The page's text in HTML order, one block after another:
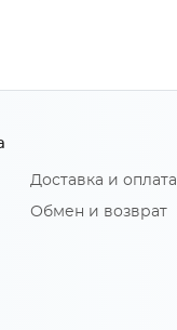
Доставка и оплата
Обмен и возврат